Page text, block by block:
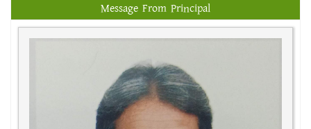
Message From Principal